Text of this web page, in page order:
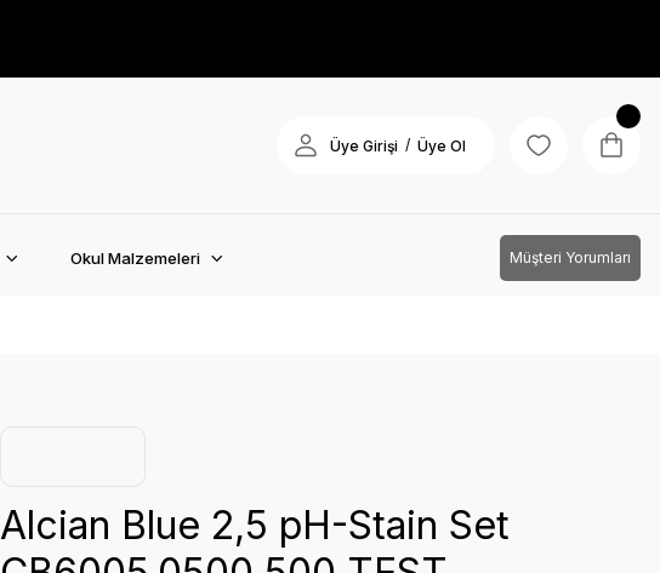
Üye Girişi / Üye Ol
Okul Malzemeleri Müşteri Yorumları
Alcian Blue 2,5 pH-Stain Set